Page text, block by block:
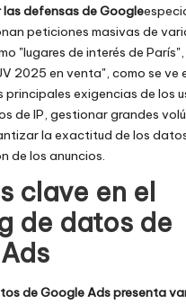
defensas de Google
peticiones masivas de
"lugares de interés de
2025 en venta", como se ve
principales exigencias de los
de IP, gestionar grandes
la exactitud de los
de los anuncios.
clave en el
de datos de
de Google Ads presenta